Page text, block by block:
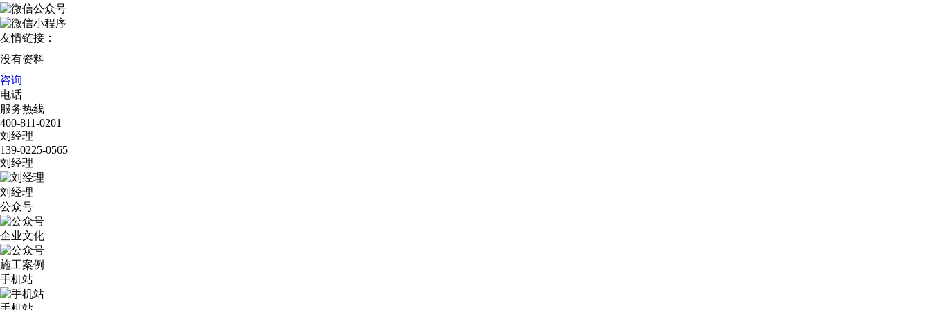
友情链接：
没有资料
咨询
电话
服务热线
400-811-0201
刘经理
139-0225-0565
刘经理
刘经理
公众号
企业文化
施工案例
手机站